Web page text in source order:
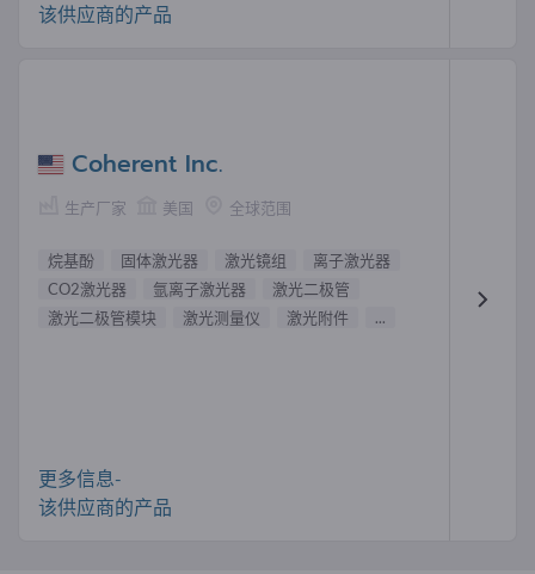
该供应商的产品
Coherent Inc.
生产厂家 美国 全球范围
烷基酚 固体激光器 激光镜组
离子激光器
CO2激光器
氩离子激光器
激光二极管
激光二极管模块
激光测量仪 激光附件 ...
更多信息-
该供应商的产品